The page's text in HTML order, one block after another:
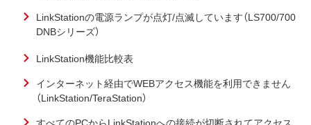
LinkStationの電源ランプが点灯/点滅しています（LS700/700
DNBシリーズ）
LinkStation機能比較表
インターネット経由でWEBアクセス機能を利用できません
（LinkStation/TeraStation）
すべてのPCからLinkStationへの接続が切断されてアクセス